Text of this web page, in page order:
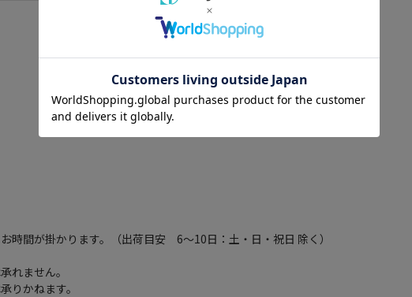
時間が掛かります。（出荷目安 6～10日：土・日・祝日 除く）
れません。
りかねます。